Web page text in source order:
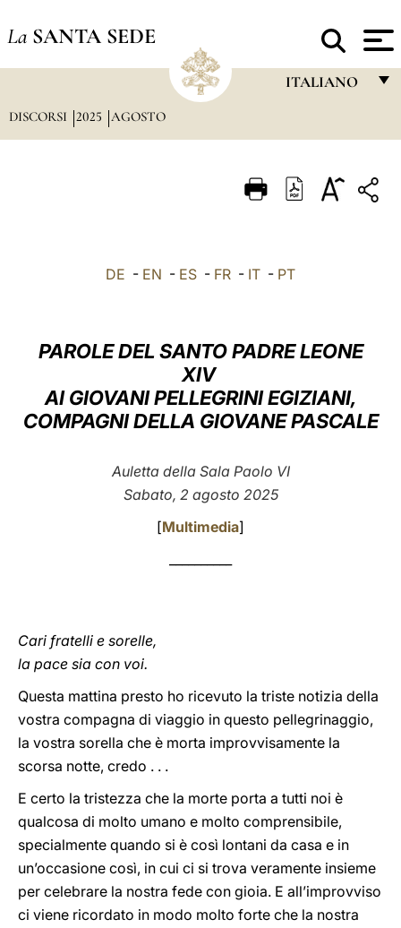
La SANTA SEDE
ITALIANO
ITALIANO
العربيّة
中文
LATINE
DISCORSI 2025 AGOSTO
DE - EN - ES - FR - IT - PT
PAROLE DEL SANTO PADRE LEONE
XIV
AI GIOVANI PELLEGRINI EGIZIANI,
COMPAGNI DELLA GIOVANE PASCALE
Auletta della Sala Paolo VI
Sabato, 2 agosto 2025
[Multimedia]
Cari fratelli e sorelle,
la pace sia con voi.
Questa mattina presto ho ricevuto la triste notizia della
vostra compagna di viaggio in questo pellegrinaggio,
la vostra sorella che è morta improvvisamente la
scorsa notte, credo . . .
E certo la tristezza che la morte porta a tutti noi è
qualcosa di molto umano e molto comprensibile,
specialmente quando si è così lontani da casa e in
un’occasione così, in cui ci si trova veramente insieme
per celebrare la nostra fede con gioia. E all’improvviso
ci viene ricordato in modo molto forte che la nostra